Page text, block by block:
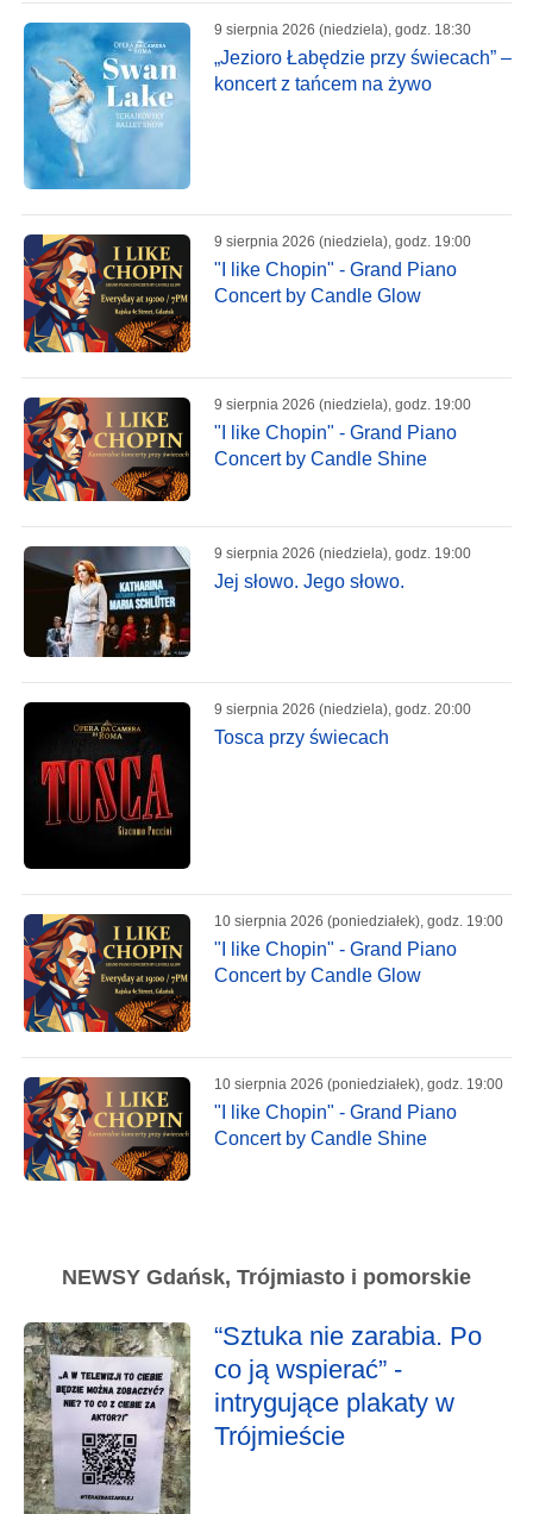
9 sierpnia 2026 (niedziela), godz. 18:30
„Jezioro Łabędzie przy świecach” –
koncert z tańcem na żywo
9 sierpnia 2026 (niedziela), godz. 19:00
"I like Chopin" - Grand Piano
Concert by Candle Glow
9 sierpnia 2026 (niedziela), godz. 19:00
"I like Chopin" - Grand Piano
Concert by Candle Shine
9 sierpnia 2026 (niedziela), godz. 19:00
Jej słowo. Jego słowo.
9 sierpnia 2026 (niedziela), godz. 20:00
Tosca przy świecach
10 sierpnia 2026 (poniedziałek), godz. 19:00
"I like Chopin" - Grand Piano
Concert by Candle Glow
10 sierpnia 2026 (poniedziałek), godz. 19:00
"I like Chopin" - Grand Piano
Concert by Candle Shine
NEWSY Gdańsk, Trójmiasto i pomorskie
“Sztuka nie zarabia. Po
co ją wspierać” -
intrygujące plakaty w
Trójmieście